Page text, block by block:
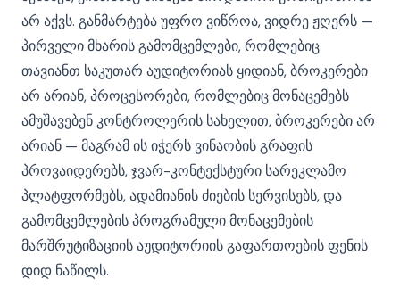
არ აქვს. განმარტება უფრო ვიწროა, ვიდრე ჟღერს —
პირველი მხარის გამომცემლები, რომლებიც
თავიანთ საკუთარ აუდიტორიას ყიდიან, ბროკერები
არ არიან, პროცესორები, რომლებიც მონაცემებს
ამუშავებენ კონტროლერის სახელით, ბროკერები არ
არიან — მაგრამ ის იჭერს ვინაობის გრაფის
პროვაიდერებს, ჯვარ-კონტექსტური სარეკლამო
პლატფორმებს, ადამიანის ძიების სერვისებს, და
გამომცემლების პროგრამული მონაცემების
მარშრუტიზაციის აუდიტორიის გაფართოების ფენის
დიდ ნაწილს.